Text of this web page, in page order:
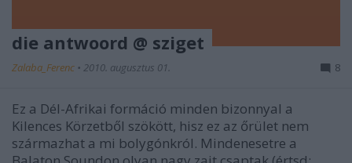
die antwoord @ sziget
Zalaba_Ferenc • 2010. augusztus 01. 8
Ez a Dél-Afrikai formáció minden bizonnyal a
Kilences Körzetből szökött, hisz ez az őrület nem
származhat a mi bolygónkról. Mindenesetre a